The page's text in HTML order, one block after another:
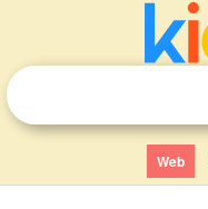
Web